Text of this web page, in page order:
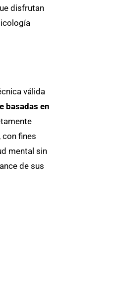
disfrutan
válida
basadas en
fines
mental sin
de sus